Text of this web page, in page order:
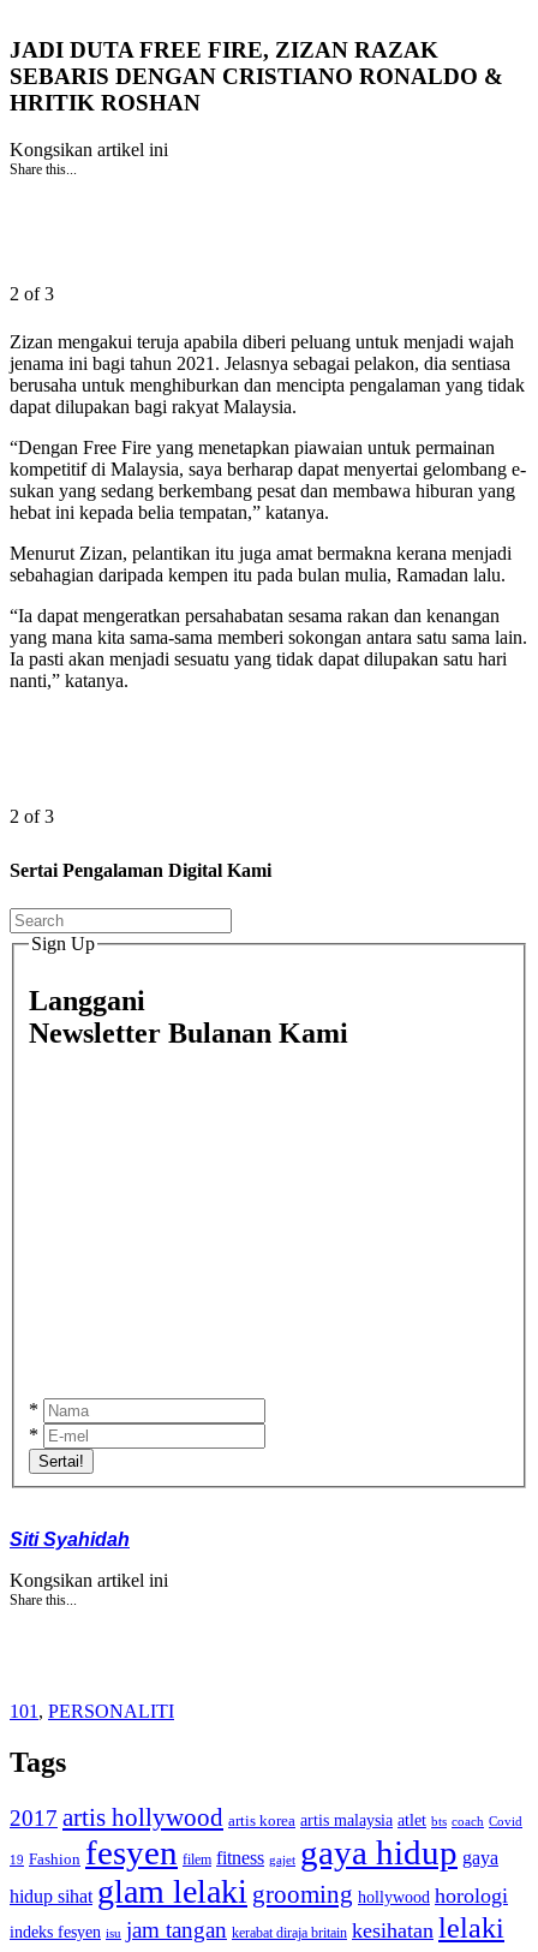
JADI DUTA FREE FIRE, ZIZAN RAZAK
SEBARIS DENGAN CRISTIANO RONALDO &
HRITIK ROSHAN
Kongsikan artikel ini
Share this...
2 of 3
Zizan mengakui teruja apabila diberi peluang untuk menjadi wajah
jenama ini bagi tahun 2021. Jelasnya sebagai pelakon, dia sentiasa
berusaha untuk menghiburkan dan mencipta pengalaman yang tidak
dapat dilupakan bagi rakyat Malaysia.
“Dengan Free Fire yang menetapkan piawaian untuk permainan
kompetitif di Malaysia, saya berharap dapat menyertai gelombang e-
sukan yang sedang berkembang pesat dan membawa hiburan yang
hebat ini kepada belia tempatan,” katanya.
Menurut Zizan, pelantikan itu juga amat bermakna kerana menjadi
sebahagian daripada kempen itu pada bulan mulia, Ramadan lalu.
“Ia dapat mengeratkan persahabatan sesama rakan dan kenangan
yang mana kita sama-sama memberi sokongan antara satu sama lain.
Ia pasti akan menjadi sesuatu yang tidak dapat dilupakan satu hari
nanti,” katanya.
2 of 3
Sertai Pengalaman Digital Kami
Sign Up
Langgani
Newsletter Bulanan Kami
*
*
Sertai!
Siti Syahidah
Kongsikan artikel ini
Share this...
101 , PERSONALITI
Tags
2017 artis hollywood artis korea artis malaysia atlet bts coach Covid
19 Fashion fesyen filem fitness gajet gaya hidup gaya
hidup sihat glam lelaki grooming hollywood horologi
indeks fesyen isu jam tangan kerabat diraja britain kesihatan lelaki